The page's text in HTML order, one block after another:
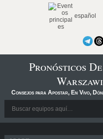
español
Pronósticos
Consejos para Apostar, En Vivo,